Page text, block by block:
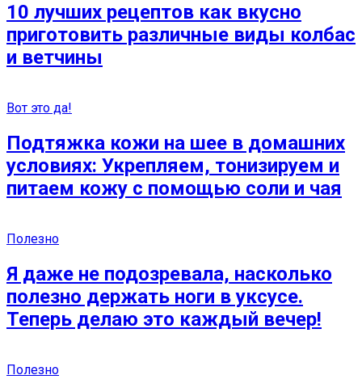
10 лучших рецептов как вкусно
приготовить различные виды колбас
и ветчины
Вот это да!
Подтяжка кожи на шее в домашних
условиях: Укрепляем, тонизируем и
питаем кожу с помощью соли и чая
Полезно
Я даже не подозревала, насколько
полезно держать ноги в уксусе.
Теперь делаю это каждый вечер!
Полезно